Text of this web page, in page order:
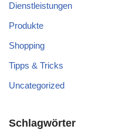
Dienstleistungen
Produkte
Shopping
Tipps & Tricks
Uncategorized
Schlagwörter